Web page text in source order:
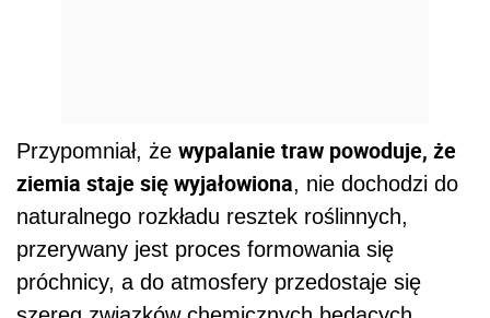
Przypomniał, że wypalanie traw powoduje, że
ziemia staje się wyjałowiona, nie dochodzi do
naturalnego rozkładu resztek roślinnych,
przerywany jest proces formowania się
próchnicy, a do atmosfery przedostaje się